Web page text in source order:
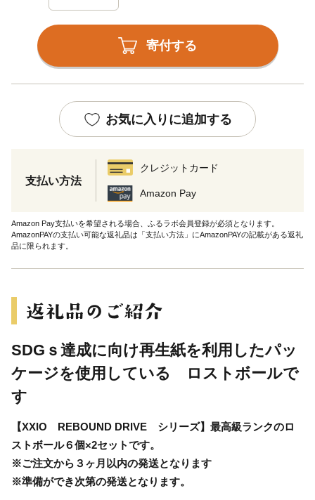
寄付する
お気に入りに追加する
支払い方法
クレジットカード
Amazon Pay
Amazon Pay支払いを希望される場合、ふるラボ会員登録が必須となります。
AmazonPAYの支払い可能な返礼品は「支払い方法」にAmazonPAYの記載がある返礼
品に限られます。
SDGｓ達成に向け再生紙を利用したパッ
ケージを使用している ロストボールで
す
【XXIO REBOUND DRIVE シリーズ】最高級ランクのロ
ストボール６個×2セットです。
※ご注文から３ヶ月以内の発送となります
※準備ができ次第の発送となります。